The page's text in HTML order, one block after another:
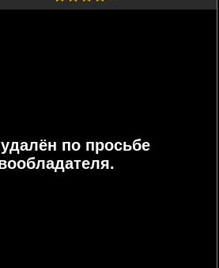
по просьбе